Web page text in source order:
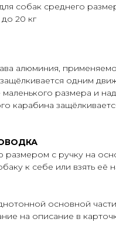
собак среднего
20 кг
алюминия,
одним
размера и
карабина
размером с ручку на
к себе или взять её
основной
на описание в